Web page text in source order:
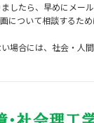
したら、早めにメー
について相談するた
場合には、社会・人
サイト構成